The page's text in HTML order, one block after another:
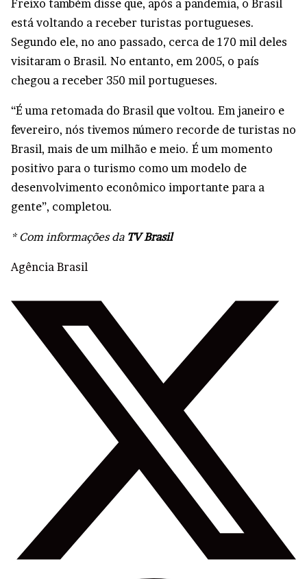
Freixo também disse que, após a pandemia, o Brasil
está voltando a receber turistas portugueses.
Segundo ele, no ano passado, cerca de 170 mil deles
visitaram o Brasil. No entanto, em 2005, o país
chegou a receber 350 mil portugueses.
“É uma retomada do Brasil que voltou. Em janeiro e
fevereiro, nós tivemos número recorde de turistas no
Brasil, mais de um milhão e meio. É um momento
positivo para o turismo como um modelo de
desenvolvimento econômico importante para a
gente”, completou.
* Com informações da TV Brasil
Agência Brasil